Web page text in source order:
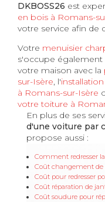
DKBOSS26 est
en bois à Romans-
votre service afin de
Votre menuisier
s'occupe également
votre maison avec la
sur-Isère, l'
à Romans-sur-Isère
votre toiture à
En plus de ses
d'une voiture par
propose aussi :
Comment redresser
Coût changement de
Coût pour redresser
Coût réparation de
Coût soudure pour